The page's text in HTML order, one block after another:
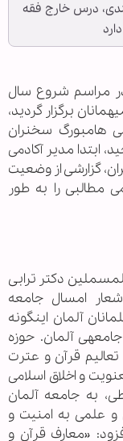
درس خارج فقه
مراسم شروع سال
برگزار گردید،
هامبورگ سخنران
ابتدا مدیر آکادمی
گزارشی از وضعیت
مطالبی را به طور
دکتر ترابی
امسال جامعه
آلمان اینگونه
آلمان. حوزه
قرآن و عترت
و اخلاق اسلامی
به جامعه آلمان
علمی به امنیت و
«معارف قرآن و